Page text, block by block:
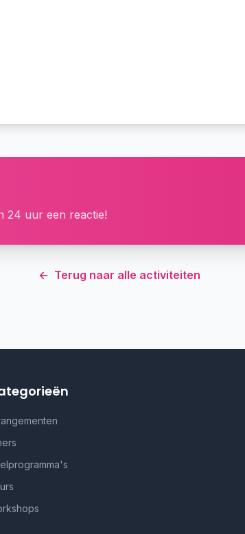
24 uur een reactie!
← Terug naar alle activiteiten